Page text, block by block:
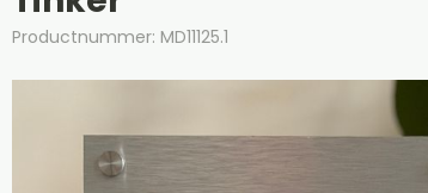
Productnummer: MD11125.1